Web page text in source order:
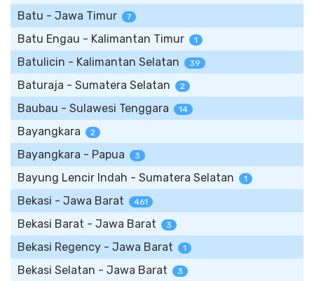
Batu - Jawa Timur 7
Batu Engau - Kalimantan Timur 1
Batulicin - Kalimantan Selatan 39
Baturaja - Sumatera Selatan 2
Baubau - Sulawesi Tenggara 14
Bayangkara 2
Bayangkara - Papua 3
Bayung Lencir Indah - Sumatera Selatan 1
Bekasi - Jawa Barat 461
Bekasi Barat - Jawa Barat 3
Bekasi Regency - Jawa Barat 1
Bekasi Selatan - Jawa Barat 3